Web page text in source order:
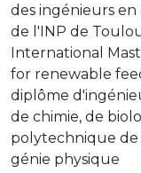
des ingénieurs
de l'INP de
International
for renewable
diplôme
de chimie, de
polytechnique de
génie physique